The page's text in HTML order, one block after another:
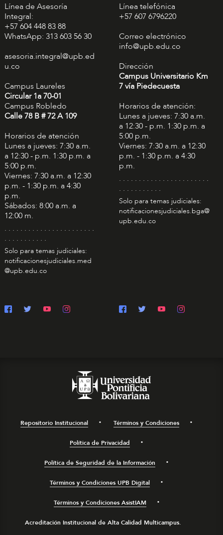
Línea de Asesoría
Integral:
+57 604 448 83 88
WhatsApp: 313 603 56 30
asesoria.integral@upb.ed
u.co
Campus Laureles
Circular 1a 70-01
Campus Robledo
Calle 78 B # 72 A 109
Horarios de atención
Lunes a jueves: 7:30 a.m.
a 12:30 - p.m. 1:30 p.m. a
5:00 p.m.
Viernes: 7:30 a.m. a 12:30
p.m. - 1:30 p.m. a 4:30
p.m.
Sábados: 8:00 a.m. a
12:00 m.
. . . . . . . . . . . . . . . . . . . . . . .
. . . . . . . . . . .
Solo para temas judiciales:
notificacionesjudiciales.med
@upb.edu.co
Línea telefónica
+57 607 6796220
Correo electrónico
info@upb.edu.co
Dirección
Campus Universitario Km
7 vía Piedecuesta
Horarios de atención:
Lunes a jueves: 7:30 a.m.
a 12:30 - p.m. 1:30 p.m. a
5:00 p.m.
Viernes: 7:30 a.m. a 12:30
p.m. - 1:30 p.m. a 4:30
p.m.
. . . . . . . . . . . . . . . . . . . . . . .
. . . . . . . . . . .
Solo para temas judiciales:
notificacionesjudiciales.bga@
upb.edu.co
Repositorio Institucional Términos y Condiciones
Política de Privacidad
Política de Seguridad de la Información
Términos y Condiciones UPB Digital
Términos y Condiciones AsistIAM
Acreditación Institucional de Alta Calidad Multicampus.